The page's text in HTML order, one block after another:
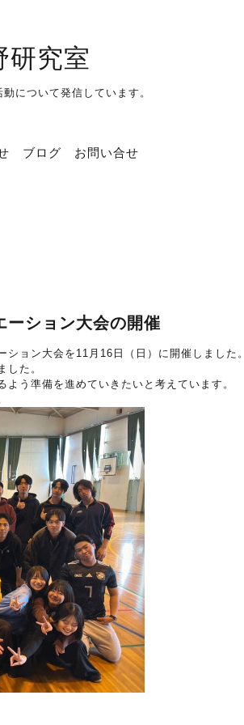
究室
について発信しています。
ブログ お問い合せ
ーション大会の開催
ョン大会を11月16日（日）に開催しました。
した。
う準備を進めていきたいと考えています。